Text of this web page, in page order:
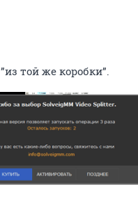
той же коробки”.